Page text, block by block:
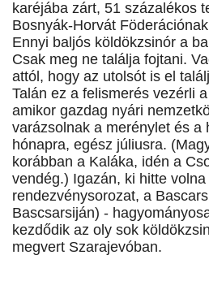
karéjába zárt, 51 százalékos
Bosnyák-Horvát
Ennyi baljós köldökzsinór a
Csak meg ne találja fojtani.
attól, hogy az utolsót is el
Talán ez a felismerés vezérli
amikor gazdag nyári
varázsolnak a merénylet és a
hónapra, egész júliusra.
korábban a Kaláka, idén a
vendég.) Igazán, ki hitte
rendezvénysorozat, a
Bascsarsiján) -
kezdődik az oly sok
megvert Szarajevóban.